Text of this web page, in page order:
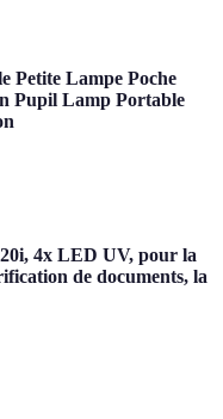
Petite Lampe Poche
Pupil Lamp Portable
4x LED UV, pour la
de documents, la